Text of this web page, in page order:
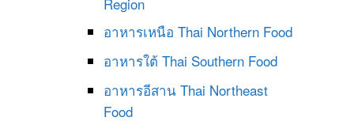
อาหารเหนือ Thai Northern Food
อาหารใต้ Thai Southern Food
อาหารอีสาน Thai Northeast
Food